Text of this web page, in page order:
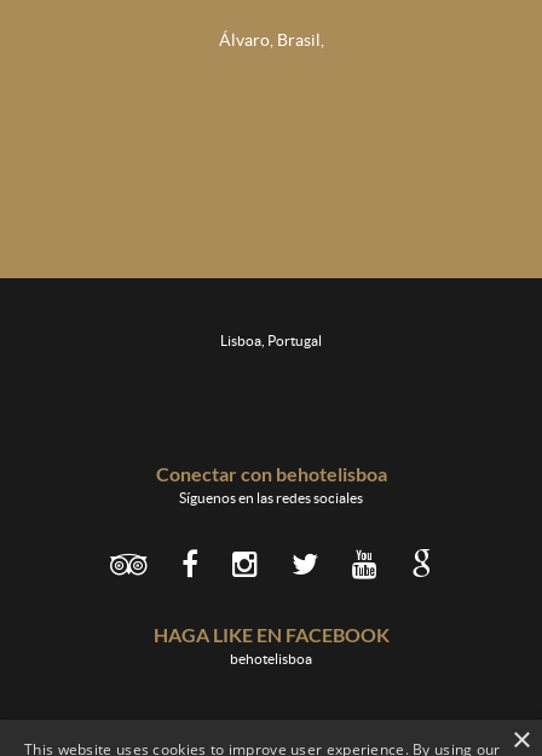
Álvaro, Brasil,
Lisboa, Portugal
Conectar con behotelisboa
Síguenos en las redes sociales
HAGA LIKE EN FACEBOOK
behotelisboa
×
This website uses cookies to improve user experience. By using our